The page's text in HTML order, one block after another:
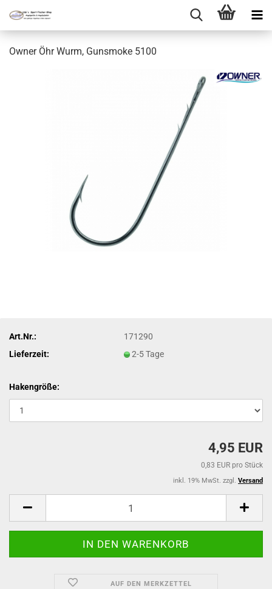
Owner Öhr Wurm, Gunsmoke 5100
Art.Nr.:
171290
Lieferzeit:
2-5 Tage
Hakengröße:
4,95 EUR
0,83 EUR pro Stück
inkl. 19% MwSt. zzgl. Versand
AUF DEN MERKZETTEL